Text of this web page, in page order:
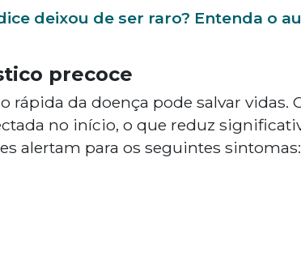
deixou de ser raro? Entenda o
precoce
rápida da doença pode salvar vidas.
no início, o que reduz
alertam para os seguintes sintomas: